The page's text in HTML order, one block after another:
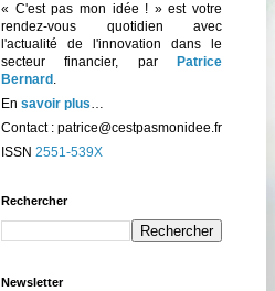
« C'est pas mon idée ! » est votre
rendez-vous quotidien avec
l'actualité de l'innovation dans le
secteur financier, par
Patrice
Bernard .
En savoir plus…
Contact : patrice@cestpasmonidee.fr
ISSN 2551-539X
Rechercher
Newsletter